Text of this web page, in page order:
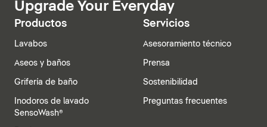
Upgrade Your Everyday
Productos
Lavabos
Aseos y baños
Grifería de baño
Inodoros de lavado
SensoWash®
Servicios
Asesoramiento técnico
Prensa
Sostenibilidad
Preguntas frecuentes